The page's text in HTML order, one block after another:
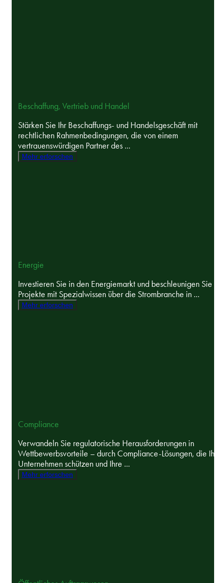
Beschaffung, Vertrieb und Handel
Stärken Sie Ihr Beschaffungs- und Handelsgeschäft mit
rechtlichen Rahmenbedingungen, die von einem
vertrauenswürdigen Partner des ...
Mehr erforschen
Energie
Investieren Sie in den Energiemarkt und beschleunigen Sie
Projekte mit Spezialwissen über die Strombranche in ...
Mehr erforschen
Compliance
Verwandeln Sie regulatorische Herausforderungen in
Wettbewerbsvorteile – durch Compliance-Lösungen, die Ihr
Unternehmen schützen und Ihre ...
Mehr erforschen